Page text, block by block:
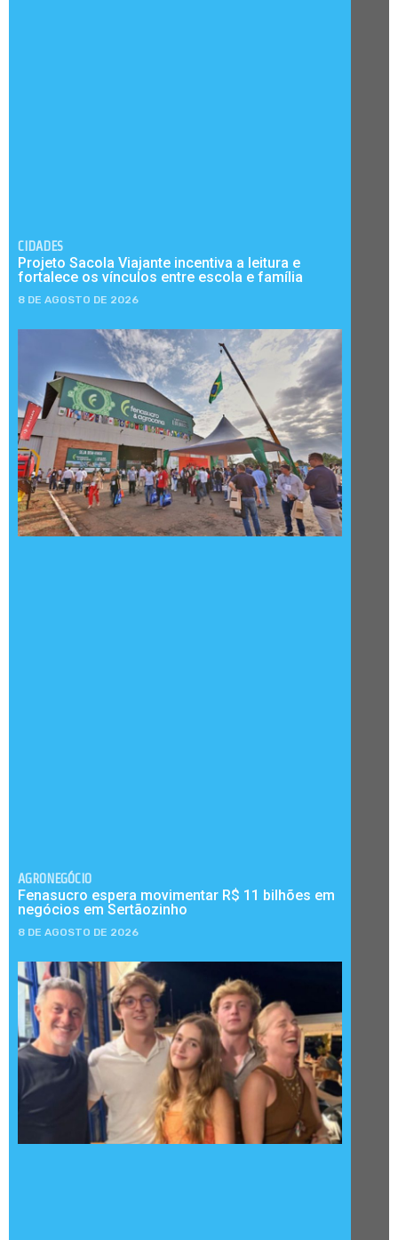
CIDADES
Projeto Sacola Viajante incentiva a leitura e
fortalece os vínculos entre escola e família
8 DE AGOSTO DE 2026
AGRONEGÓCIO
Fenasucro espera movimentar R$ 11 bilhões em
negócios em Sertãozinho
8 DE AGOSTO DE 2026